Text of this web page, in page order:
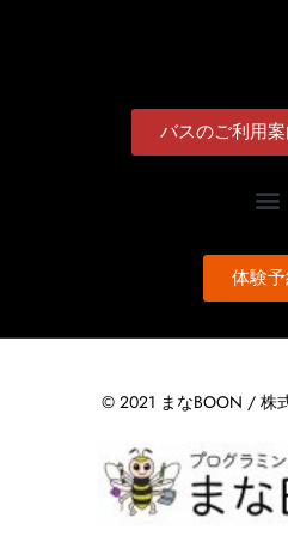
バスのご利用
体験
© 2021 まなBOON / 株